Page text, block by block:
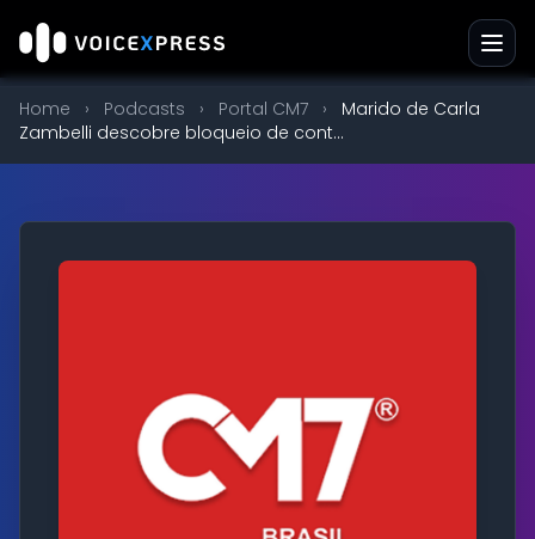
Home › Podcasts › Portal CM7 ›
Marido de Carla
Zambelli descobre bloqueio de cont...